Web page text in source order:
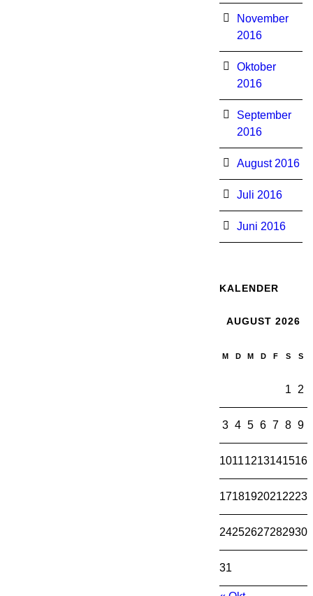
November
2016
Oktober
2016
September
2016
August 2016
Juli 2016
Juni 2016
KALENDER
AUGUST 2026
M D M D F S S
1 2
3 4 5 6 7 8 9
10111213141516
17181920212223
24252627282930
31